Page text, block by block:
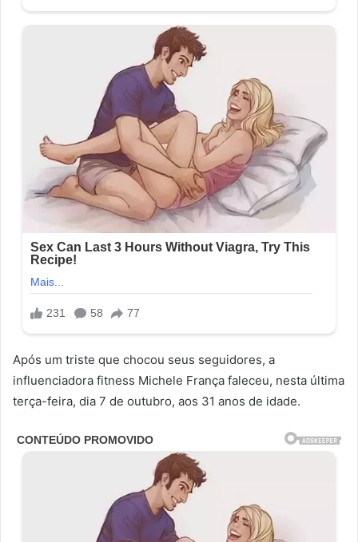
Após um triste que chocou seus seguidores, a
influenciadora fitness Michele França faleceu, nesta última
terça-feira, dia 7 de outubro, aos 31 anos de idade.